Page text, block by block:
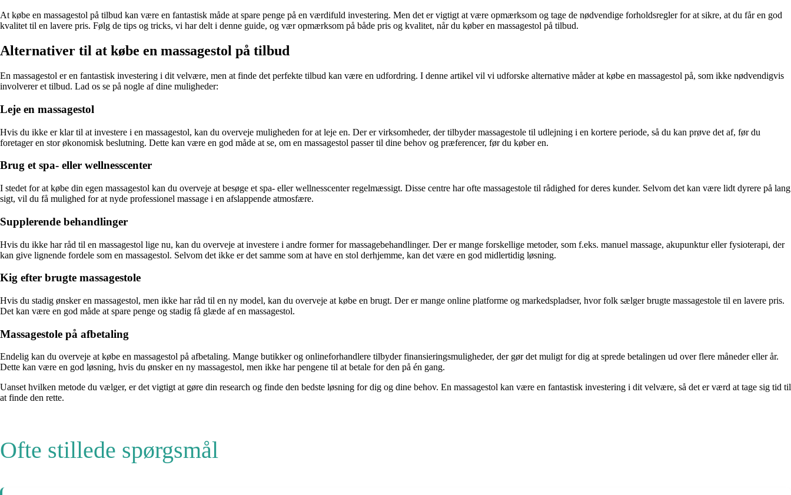
At købe en massagestol på tilbud kan være en fantastisk måde at spare penge på en værdifuld investering. Men det er vigtigt at være opmærksom og tage de nødvendige forholdsregler for at sikre, at du får en god
kvalitet til en lavere pris. Følg de tips og tricks, vi har delt i denne guide, og vær opmærksom på både pris og kvalitet, når du køber en massagestol på tilbud.
Alternativer til at købe en massagestol på tilbud
En massagestol er en fantastisk investering i dit velvære, men at finde det perfekte tilbud kan være en udfordring. I denne artikel vil vi udforske alternative måder at købe en massagestol på, som ikke nødvendigvis
involverer et tilbud. Lad os se på nogle af dine muligheder:
Leje en massagestol
Hvis du ikke er klar til at investere i en massagestol, kan du overveje muligheden for at leje en. Der er virksomheder, der tilbyder massagestole til udlejning i en kortere periode, så du kan prøve det af, før du
foretager en stor økonomisk beslutning. Dette kan være en god måde at se, om en massagestol passer til dine behov og præferencer, før du køber en.
Brug et spa- eller wellnesscenter
I stedet for at købe din egen massagestol kan du overveje at besøge et spa- eller wellnesscenter regelmæssigt. Disse centre har ofte massagestole til rådighed for deres kunder. Selvom det kan være lidt dyrere på lang
sigt, vil du få mulighed for at nyde professionel massage i en afslappende atmosfære.
Supplerende behandlinger
Hvis du ikke har råd til en massagestol lige nu, kan du overveje at investere i andre former for massagebehandlinger. Der er mange forskellige metoder, som f.eks. manuel massage, akupunktur eller fysioterapi, der
kan give lignende fordele som en massagestol. Selvom det ikke er det samme som at have en stol derhjemme, kan det være en god midlertidig løsning.
Kig efter brugte massagestole
Hvis du stadig ønsker en massagestol, men ikke har råd til en ny model, kan du overveje at købe en brugt. Der er mange online platforme og markedspladser, hvor folk sælger brugte massagestole til en lavere pris.
Det kan være en god måde at spare penge og stadig få glæde af en massagestol.
Massagestole på afbetaling
Endelig kan du overveje at købe en massagestol på afbetaling. Mange butikker og onlineforhandlere tilbyder finansieringsmuligheder, der gør det muligt for dig at sprede betalingen ud over flere måneder eller år.
Dette kan være en god løsning, hvis du ønsker en ny massagestol, men ikke har pengene til at betale for den på én gang.
Uanset hvilken metode du vælger, er det vigtigt at gøre din research og finde den bedste løsning for dig og dine behov. En massagestol kan være en fantastisk investering i dit velvære, så det er værd at tage sig tid til
at finde den rette.
Ofte stillede spørgsmål